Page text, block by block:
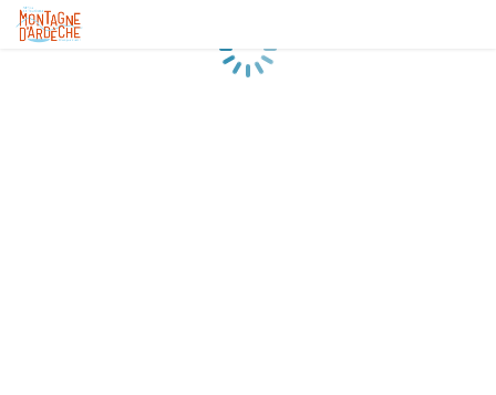
Chargement